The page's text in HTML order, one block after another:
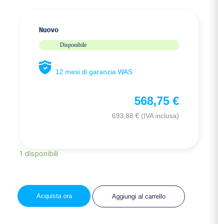
Nuovo
Disponibile
12 mesi di garanzia WAS
568,75 €
693,88 € (IVA inclusa)
1 disponibili
Aggiungi al carrello
Acquista ora